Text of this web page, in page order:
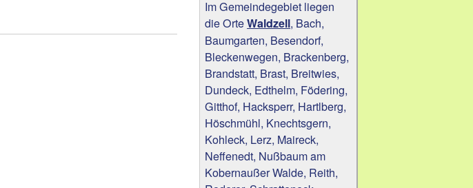
Im Gemeindegebiet liegen
die OrteWaldzell, Bach,
Baumgarten, Besendorf,
Bleckenwegen, Brackenberg,
Brandstatt, Brast, Breitwies,
Dundeck, Edthelm, Födering,
Gitthof, Hacksperr, Hartlberg,
Höschmühl, Knechtsgern,
Kohleck, Lerz, Maireck,
Neffenedt, Nußbaum am
Kobernaußer Walde, Reith,